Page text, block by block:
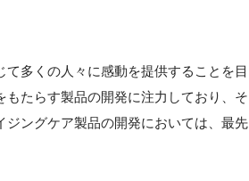
多くの人々に感動を提供することを目
たらす製品の開発に注力しており、そ
ングケア製品の開発においては、最先